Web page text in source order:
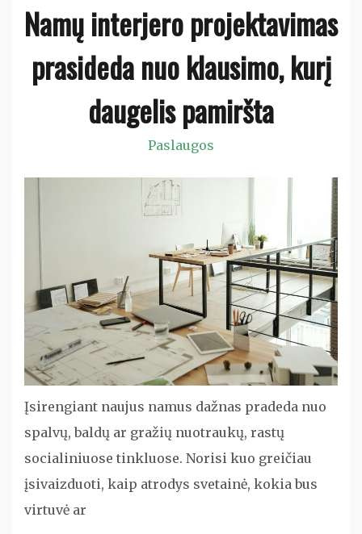
Namų interjero projektavimas
prasideda nuo klausimo, kurį
daugelis pamiršta
Paslaugos
Įsirengiant naujus namus dažnas pradeda nuo
spalvų, baldų ar gražių nuotraukų, rastų
socialiniuose tinkluose. Norisi kuo greičiau
įsivaizduoti, kaip atrodys svetainė, kokia bus
virtuvė ar